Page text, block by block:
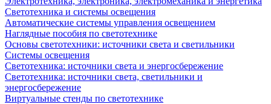
Светотехника и системы освещения
Автоматические системы управления освещением
Наглядные пособия по светотехнике
Основы светотехники: источники света и светильники
Системы освещения
Светотехника: источники света и энергосбережение
Светотехника: источники света, светильники и
энергосбережение
Виртуальные стенды по светотехнике